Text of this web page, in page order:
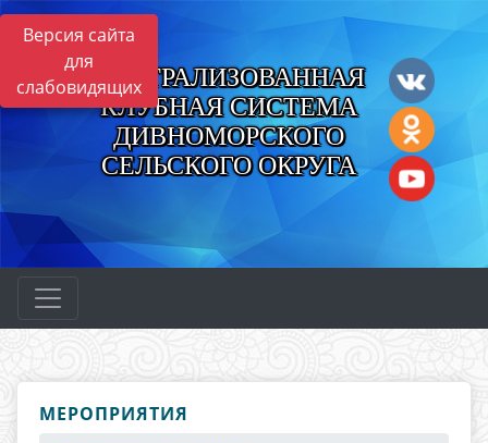
Версия сайта
для
слабовидящихЦЕНТРАЛИЗОВАННАЯ
КЛУБНАЯ СИСТЕМА
ДИВНОМОРСКОГО
СЕЛЬСКОГО ОКРУГА
МЕРОПРИЯТИЯ